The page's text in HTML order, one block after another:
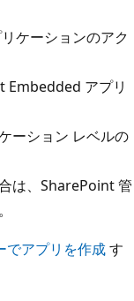
ケーションのアク
Embedded アプリ
ーション レベルの
は、SharePoint 管
でアプリを作成す